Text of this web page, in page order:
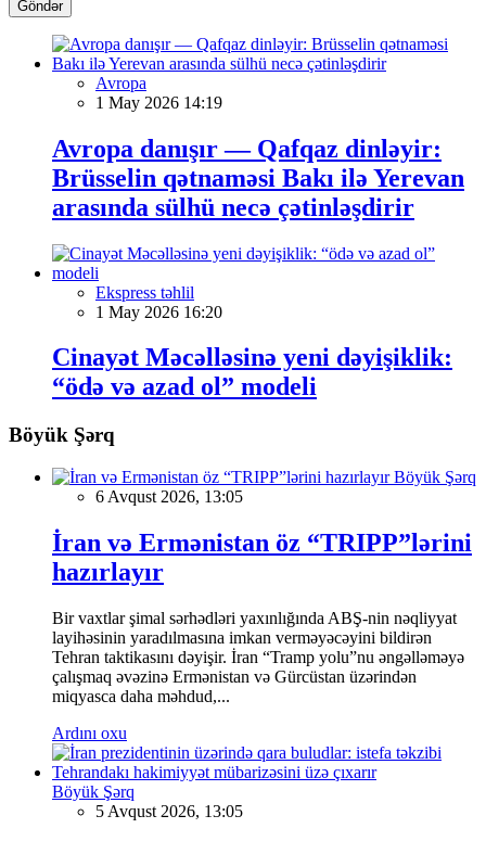
Göndər
Avropa
1 May 2026 14:19
Avropa danışır — Qafqaz dinləyir:
Brüsselin qətnaməsi Bakı ilə Yerevan
arasında sülhü necə çətinləşdirir
Ekspress təhlil
1 May 2026 16:20
Cinayət Məcəlləsinə yeni dəyişiklik:
“ödə və azad ol” modeli
Böyük Şərq
Böyük Şərq
6 Avqust 2026, 13:05
İran və Ermənistan öz “TRIPP”lərini
hazırlayır
Bir vaxtlar şimal sərhədləri yaxınlığında ABŞ-nin nəqliyyat
layihəsinin yaradılmasına imkan verməyəcəyini bildirən
Tehran taktikasını dəyişir. İran “Tramp yolu”nu əngəlləməyə
çalışmaq əvəzinə Ermənistan və Gürcüstan üzərindən
miqyasca daha məhdud,...
Ardını oxu
Böyük Şərq
5 Avqust 2026, 13:05